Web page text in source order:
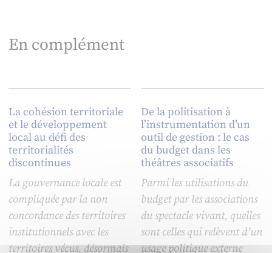
En complément
La cohésion territoriale
et le développement
local au défi des
territorialités
discontinues
La gouvernance locale est
compliquée par la non
concordance des territoires
institutionnels avec les
territoires vécus, désormais
De la politisation à
l’instrumentation d’un
outil de gestion : le cas
du budget dans les
théâtres associatifs
Parmi les utilisations du
budget par les associations
du spectacle vivant, quelles
sont celles qui relèvent d’un
usage politique externe